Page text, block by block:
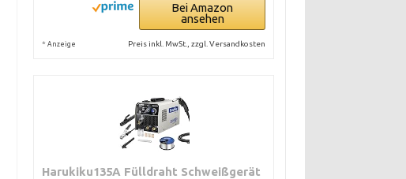
Bei Amazon
ansehen
* Anzeige Preis inkl. MwSt., zzgl. Versandkosten
Harukiku135A Fülldraht Schweißgerät